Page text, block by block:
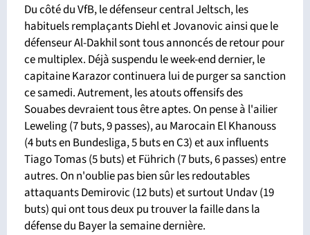
Du côté du VfB, le défenseur central Jeltsch, les
habituels remplaçants Diehl et Jovanovic ainsi que le
défenseur Al-Dakhil sont tous annoncés de retour pour
ce multiplex. Déjà suspendu le week-end dernier, le
capitaine Karazor continuera lui de purger sa sanction
ce samedi. Autrement, les atouts offensifs des
Souabes devraient tous être aptes. On pense à l'ailier
Leweling (7 buts, 9 passes), au Marocain El Khanouss
(4 buts en Bundesliga, 5 buts en C3) et aux influents
Tiago Tomas (5 buts) et Führich (7 buts, 6 passes) entre
autres. On n'oublie pas bien sûr les redoutables
attaquants Demirovic (12 buts) et surtout Undav (19
buts) qui ont tous deux pu trouver la faille dans la
défense du Bayer la semaine dernière.